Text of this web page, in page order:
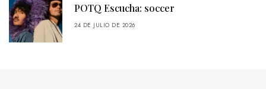
POTQ Escucha: soccer
24 DE JULIO DE 2026